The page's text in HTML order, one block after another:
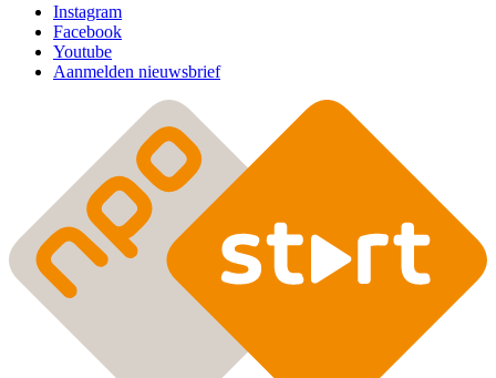
Instagram
Facebook
Youtube
Aanmelden nieuwsbrief